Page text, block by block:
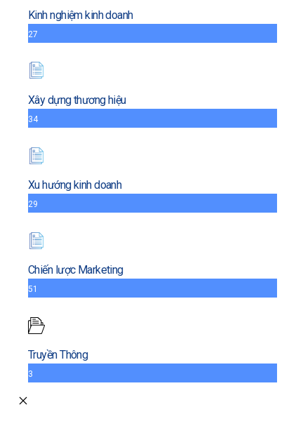
Kinh nghiệm kinh doanh
27
Xây dựng thương hiệu
34
Xu hướng kinh doanh
29
Chiến lược Marketing
51
Truyền Thông
3